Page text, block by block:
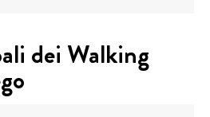
dei Walking